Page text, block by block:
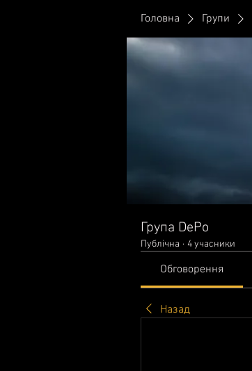
Головна Групи
Група DePo
Публічна · 4 учасники
Обговорення
Назад